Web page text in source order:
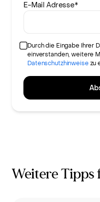
E-Mail Adresse*
Durch die Eingabe Ihrer
einverstanden, weitere
Datenschutzhinweise zu
Weitere Tipps